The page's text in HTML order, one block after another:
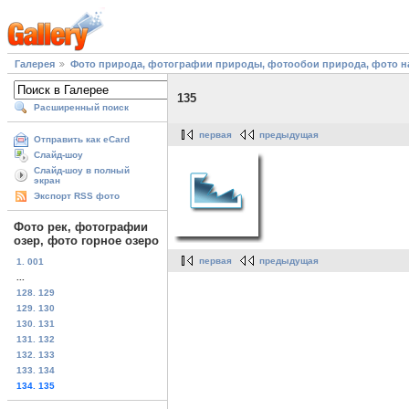
Галерея Фото природа, фотографии природы, фотообои природа, фото
Расширенный поиск
Отправить как eCard
Слайд-шоу
Слайд-шоу в полный
экран
Экспорт RSS фото
Фото рек, фотографии
озер, фото горное озеро
1. 001
128. 129
129. 130
130. 131
131. 132
132. 133
133. 134
134. 135
135
первая предыдущая
первая предыдущая